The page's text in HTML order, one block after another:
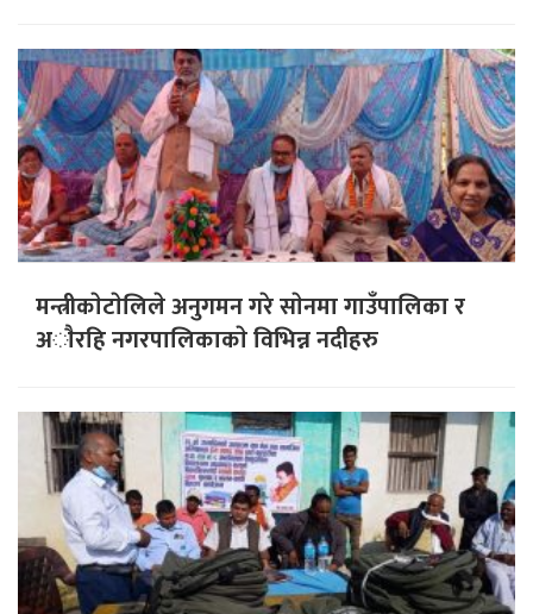
मन्त्रीकाेटाेलिले अनुगमन गरे साेनमा गाउँपालिका र
अाैरहि नगरपालिकाकाे विभिन्न नदीहरु